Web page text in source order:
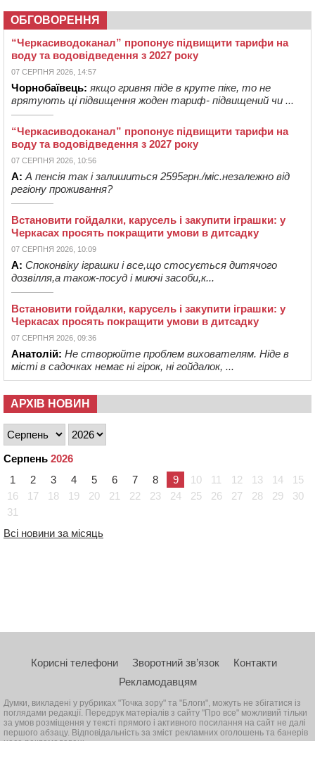
ОБГОВОРЕННЯ
“Черкасиводоканал” пропонує підвищити тарифи на
воду та водовідведення з 2027 року
07 СЕРПНЯ 2026, 14:57
Чорнобаївець: якщо гривня піде в круте піке, то не
врятують ці підвищення жоден тариф- підвищений чи ...
“Черкасиводоканал” пропонує підвищити тарифи на
воду та водовідведення з 2027 року
07 СЕРПНЯ 2026, 10:56
А: А пенсія так і залишиться 2595грн./міс.незалежно від
регіону проживання?
Встановити гойдалки, карусель і закупити іграшки: у
Черкасах просять покращити умови в дитсадку
07 СЕРПНЯ 2026, 10:09
А: Споконвіку іграшки і все,що стосується дитячого
дозвілля,а також-посуд і миючі засоби,к...
Встановити гойдалки, карусель і закупити іграшки: у
Черкасах просять покращити умови в дитсадку
07 СЕРПНЯ 2026, 09:36
Анатолій: Не створюйте проблем вихователям. Ніде в
місті в садочках немає ні гірок, ні гойдалок, ...
АРХІВ НОВИН
Серпень 2026
1
2 3 4 5 6 7 8 9 10 11 12 13 14
15
16
17 18 19 20 21 22 23 24 25 26 27 28 29
30
31
Всі новини за місяць
Корисні телефони Зворотний зв’язок
Контакти
Рекламодавцям
Думки, викладені у рубриках "Точка зору" та "Блоги", можуть не збігатися із
поглядами редакції. Передрук матеріалів з сайту "Про все" можливий тільки
за умов розміщення у тексті прямого і активного посилання на сайт не далі
першого абзацу. Відповідальність за зміст рекламних оголошень та банерів
несе рекламодавець